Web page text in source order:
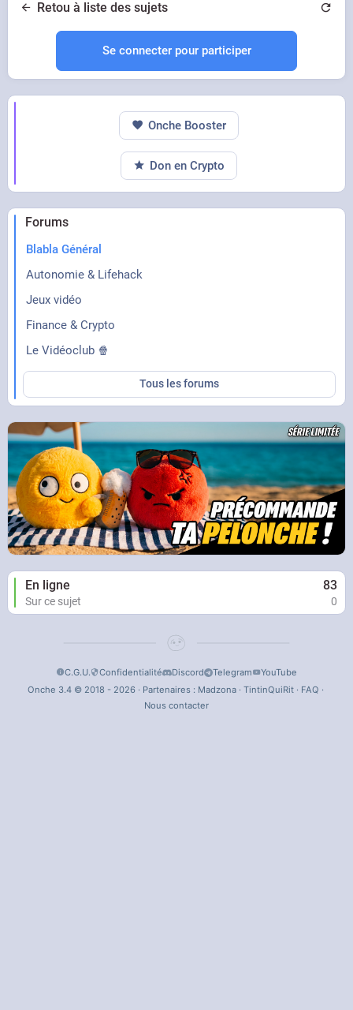
Retou à liste des sujets
Se connecter pour participer
Forums
Blabla Général
Autonomie & Lifehack
Jeux vidéo
Finance & Crypto
Le Vidéoclub 🍿
Tous les forums
En ligne 83
Sur ce sujet 0
Onche Booster
Don en Crypto
C.G.U. Confidentialité Discord Telegram
YouTube
Onche 3.4 © 2018 - 2026 · Partenaires : Madzona· TintinQuiRit· FAQ ·
Nous contacter